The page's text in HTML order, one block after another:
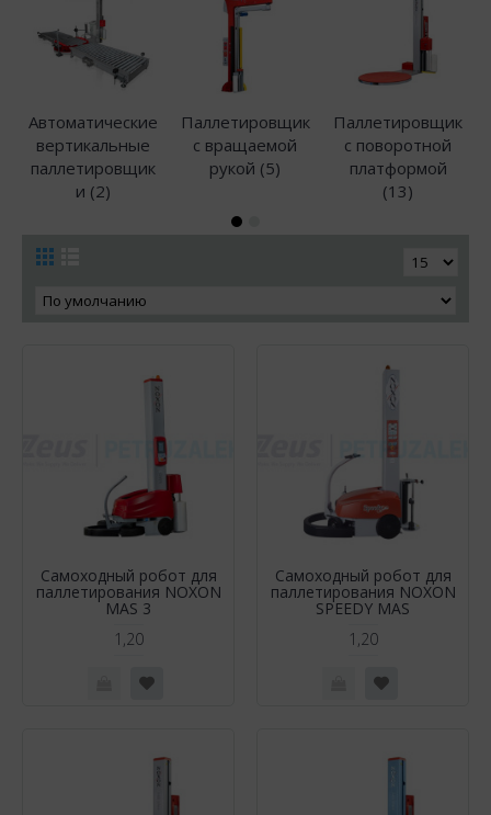
Автоматические
вертикальные
паллетировщик
и (2)
Паллетировщик
с вращаемой
рукой (5)
Паллетировщик
с поворотной
платформой
(13)
Самоходный робот для
паллетирования NOXON
MAS 3
1,20
Самоходный робот для
паллетирования NOXON
SPEEDY MAS
1,20